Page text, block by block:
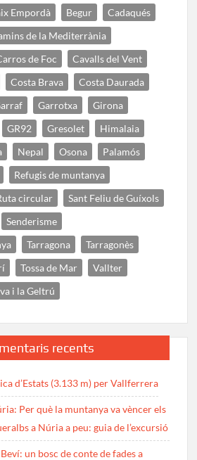
Empordà Begur
Cadaqués
de la Mediterrània
de Foc
Cavalls del Vent
Costa Brava
Costa Daurada
Garrotxa
Girona
GR92 Gresolet
Himalaia
Nepal Osona
Palamós
Refugis de muntanya
circular
Sant Feliu de Guíxols
Senderisme
Tarragona
Tarragonès
Tossa de Mar
Vallter
i la Geltrú
recents
d’Estats (3.133 m) per Vallferrera
Per què la muntanya va vèncer els
a Núria a peu: guia de l’excursió
un bosc de conte de fades a